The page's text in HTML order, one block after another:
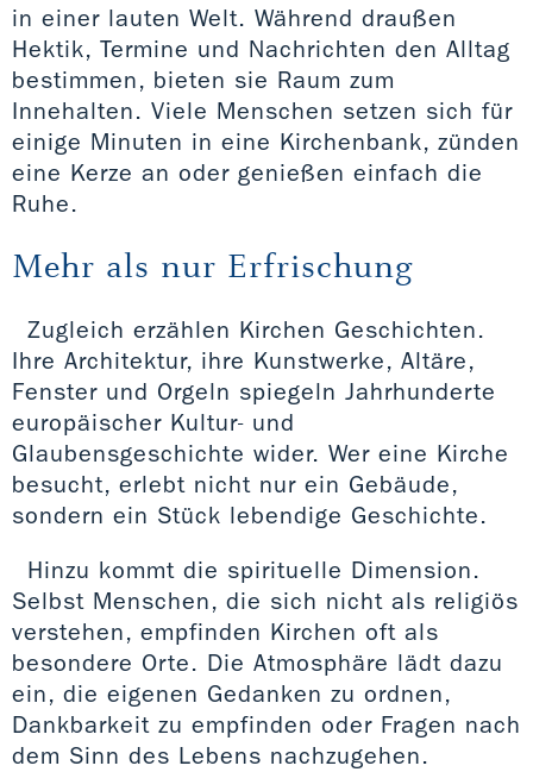
in einer lauten Welt. Während draußen
Hektik, Termine und Nachrichten den Alltag
bestimmen, bieten sie Raum zum
Innehalten. Viele Menschen setzen sich für
einige Minuten in eine Kirchenbank, zünden
eine Kerze an oder genießen einfach die
Ruhe.
Mehr als nur Erfrischung
Zugleich erzählen Kirchen Geschichten.
Ihre Architektur, ihre Kunstwerke, Altäre,
Fenster und Orgeln spiegeln Jahrhunderte
europäischer Kultur- und
Glaubensgeschichte wider. Wer eine Kirche
besucht, erlebt nicht nur ein Gebäude,
sondern ein Stück lebendige Geschichte.
Hinzu kommt die spirituelle Dimension.
Selbst Menschen, die sich nicht als religiös
verstehen, empfinden Kirchen oft als
besondere Orte. Die Atmosphäre lädt dazu
ein, die eigenen Gedanken zu ordnen,
Dankbarkeit zu empfinden oder Fragen nach
dem Sinn des Lebens nachzugehen.